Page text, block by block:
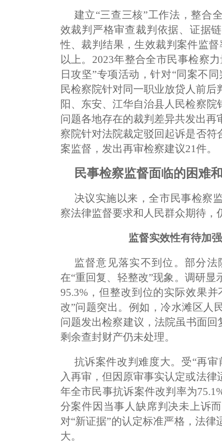
建立“三查三核”工作法，整合
效裁判严格审查裁判依据、证据
性、裁判结果，生效裁判案件监
以上。2023年整合全市民事检察
日攻坚”专项活动，针对“同案不
民检察院针对同一职业放贷人前
阳、东安、江华自治县人民检察
问题各地存在的裁判差异共发出
察院针对法院裁定驳回起诉是否
案监督，发出再审检察建议21件。
民事检察监督面临的困难
决议实施以来，全市民事检察
察法律监督要求和人民群众期待，
监督实效性有待加
监督意见落实不到位。部分
在“重回复、轻整改”现象。调研
95.3%，但整改到位的实际效果
改”问题突出。例如，冷水滩区人
问题发出检察建议，法院虽书面
剩余查封财产仍未处理。
抗诉案件改判难度大。受“再
入再审，但因原审事实认定或法
年全市民事抗诉案件改判率为
分案件因当事人缺席判决未上诉
对“新证据”的认定标准严格，法
大。